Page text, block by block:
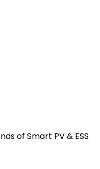
of Smart PV & ESS